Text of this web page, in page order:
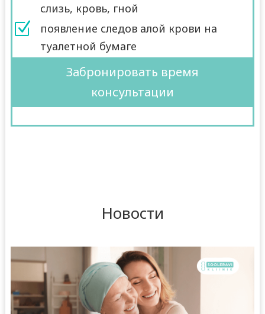
слизь, кровь, гной
Z
появление следов алой крови на
туалетной бумаге
Забронировать время
консультации
Новости